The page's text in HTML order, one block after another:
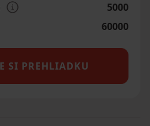
5000
60000
SI PREHLIADKU